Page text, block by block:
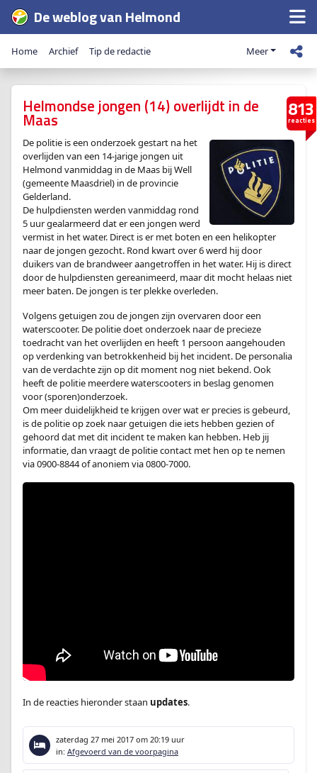
De weblog van Helmond
Home Archief Tip de redactie Meer
813
reacties
Helmondse jongen (14) overlijdt in de
Maas
De politie is een onderzoek gestart na het
overlijden van een 14-jarige jongen uit
Helmond vanmiddag in de Maas bij Well
(gemeente Maasdriel) in de provincie
Gelderland.
De hulpdiensten werden vanmiddag rond
5 uur gealarmeerd dat er een jongen werd
vermist in het water. Direct is er met boten en een helikopter
naar de jongen gezocht. Rond kwart over 6 werd hij door
duikers van de brandweer aangetroffen in het water. Hij is direct
door de hulpdiensten gereanimeerd, maar dit mocht helaas niet
meer baten. De jongen is ter plekke overleden.
Volgens getuigen zou de jongen zijn overvaren door een
waterscooter. De politie doet onderzoek naar de precieze
toedracht van het overlijden en heeft 1 persoon aangehouden
op verdenking van betrokkenheid bij het incident. De personalia
van de verdachte zijn op dit moment nog niet bekend. Ook
heeft de politie meerdere waterscooters in beslag genomen
voor (sporen)onderzoek.
Om meer duidelijkheid te krijgen over wat er precies is gebeurd,
is de politie op zoek naar getuigen die iets hebben gezien of
gehoord dat met dit incident te maken kan hebben. Heb jij
informatie, dan vraagt de politie contact met hen op te nemen
via 0900-8844 of anoniem via 0800-7000.
In de reacties hieronder staan updates.
zaterdag 27 mei 2017 om 20:19 uur
in: Afgevoerd van de voorpagina